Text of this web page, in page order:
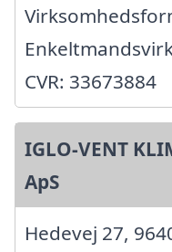
CVR: 33673884
IGLO-VENT
ApS
Hedevej 27,